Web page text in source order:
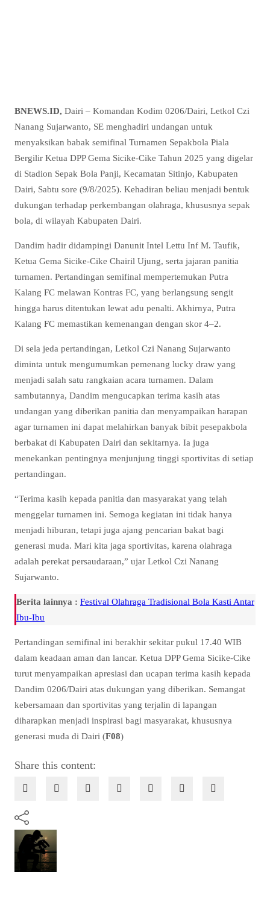
BNEWS.ID, Dairi – Komandan Kodim 0206/Dairi, Letkol Czi
Nanang Sujarwanto, SE menghadiri undangan untuk
menyaksikan babak semifinal Turnamen Sepakbola Piala
Bergilir Ketua DPP Gema Sicike-Cike Tahun 2025 yang digelar
di Stadion Sepak Bola Panji, Kecamatan Sitinjo, Kabupaten
Dairi, Sabtu sore (9/8/2025). Kehadiran beliau menjadi bentuk
dukungan terhadap perkembangan olahraga, khususnya sepak
bola, di wilayah Kabupaten Dairi.
Dandim hadir didampingi Danunit Intel Lettu Inf M. Taufik,
Ketua Gema Sicike-Cike Chairil Ujung, serta jajaran panitia
turnamen. Pertandingan semifinal mempertemukan Putra
Kalang FC melawan Kontras FC, yang berlangsung sengit
hingga harus ditentukan lewat adu penalti. Akhirnya, Putra
Kalang FC memastikan kemenangan dengan skor 4–2.
Di sela jeda pertandingan, Letkol Czi Nanang Sujarwanto
diminta untuk mengumumkan pemenang lucky draw yang
menjadi salah satu rangkaian acara turnamen. Dalam
sambutannya, Dandim mengucapkan terima kasih atas
undangan yang diberikan panitia dan menyampaikan harapan
agar turnamen ini dapat melahirkan banyak bibit pesepakbola
berbakat di Kabupaten Dairi dan sekitarnya. Ia juga
menekankan pentingnya menjunjung tinggi sportivitas di setiap
pertandingan.
“Terima kasih kepada panitia dan masyarakat yang telah
menggelar turnamen ini. Semoga kegiatan ini tidak hanya
menjadi hiburan, tetapi juga ajang pencarian bakat bagi
generasi muda. Mari kita jaga sportivitas, karena olahraga
adalah perekat persaudaraan,” ujar Letkol Czi Nanang
Sujarwanto.
Berita lainnya : Festival Olahraga Tradisional Bola Kasti Antar
Ibu-Ibu
Pertandingan semifinal ini berakhir sekitar pukul 17.40 WIB
dalam keadaan aman dan lancar. Ketua DPP Gema Sicike-Cike
turut menyampaikan apresiasi dan ucapan terima kasih kepada
Dandim 0206/Dairi atas dukungan yang diberikan. Semangat
kebersamaan dan sportivitas yang terjalin di lapangan
diharapkan menjadi inspirasi bagi masyarakat, khususnya
generasi muda di Dairi (F08)
Share this content: